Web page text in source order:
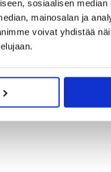
sosiaalisen
mainosalan ja
voivat yhdistää
kestämään ajan ja
ja katsella kiitos takaosan